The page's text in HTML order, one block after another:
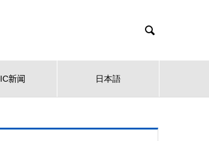

新闻 日本語